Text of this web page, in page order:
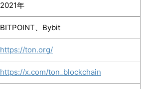
2021年
BITPOINT、Bybit
https://ton.org/
https://x.com/ton_blockchain